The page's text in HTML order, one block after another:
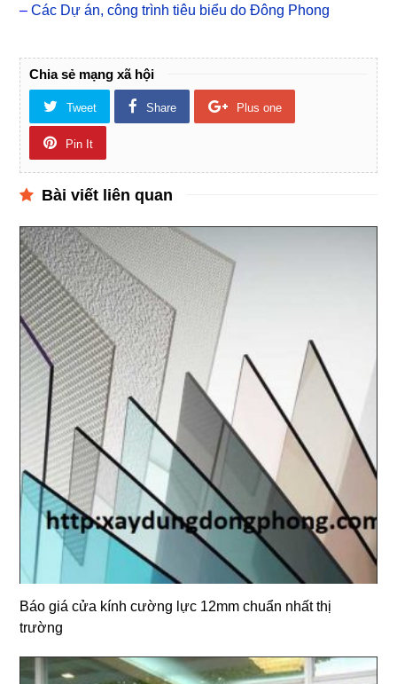
–Các Dự án, công trình tiêu biểu do Đông Phong
Chia sẻ mạng xã hội
Tweet Share Plus one
Pin It
Bài viết liên quan
Báo giá cửa kính cường lực 12mm chuẩn nhất thị
trường